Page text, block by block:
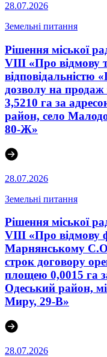
28.07.2026
Земельні питання
Рішення міської
VIII «Про відмову
дозволу на
3,5210 га за
район, село
80-Ж»
28.07.2026
Земельні питання
Рішення міської
VIII «Про відмову
Марнянському
строк договору
площею 0,0015 га
Одеський район,
Миру, 29-В»
28.07.2026